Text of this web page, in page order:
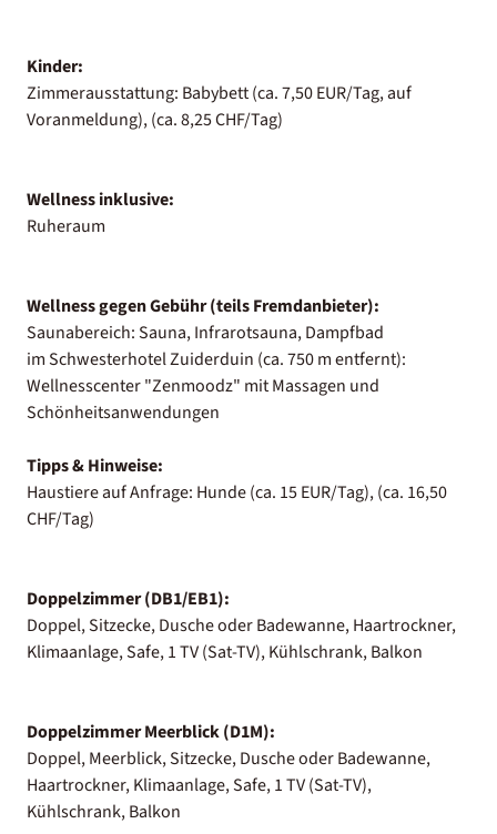
Kinder:
Zimmerausstattung: Babybett (ca. 7,50 EUR/Tag, auf
Voranmeldung), (ca. 8,25 CHF/Tag)
Wellness inklusive:
Ruheraum
Wellness gegen Gebühr (teils Fremdanbieter):
Saunabereich: Sauna, Infrarotsauna, Dampfbad
im Schwesterhotel Zuiderduin (ca. 750 m entfernt):
Wellnesscenter "Zenmoodz" mit Massagen und
Schönheitsanwendungen
Tipps & Hinweise:
Haustiere auf Anfrage: Hunde (ca. 15 EUR/Tag), (ca. 16,50
CHF/Tag)
Doppelzimmer (DB1/EB1):
Doppel, Sitzecke, Dusche oder Badewanne, Haartrockner,
Klimaanlage, Safe, 1 TV (Sat-TV), Kühlschrank, Balkon
Doppelzimmer Meerblick (D1M):
Doppel, Meerblick, Sitzecke, Dusche oder Badewanne,
Haartrockner, Klimaanlage, Safe, 1 TV (Sat-TV),
Kühlschrank, Balkon